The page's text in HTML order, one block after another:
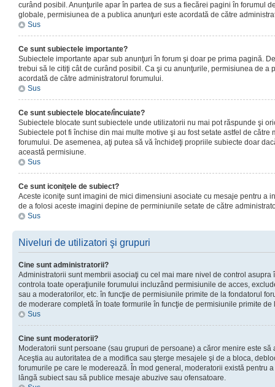
curând posibil. Anunţurile apar în partea de sus a fiecărei pagini în forumul
globale, permisiunea de a publica anunţuri este acordată de către
Sus
Ce sunt subiectele importante?
Subiectele importante apar sub anunţuri în forum şi doar pe prima pagină.
trebui să le citiţi cât de curând posibil. Ca şi cu anunţurile, permisiunea de a
acordată de către administratorul forumului.
Sus
Ce sunt subiectele blocate/încuiate?
Subiectele blocate sunt subiectele unde utilizatorii nu mai pot răspunde şi
Subiectele pot fi închise din mai multe motive şi au fost setate astfel de către
forumului. De asemenea, aţi putea să vă închideţi propriile subiecte doar
această permisiune.
Sus
Ce sunt iconiţele de subiect?
Aceste iconiţe sunt imagini de mici dimensiuni asociate cu mesaje pentru a
de a folosi aceste imagini depine de perminiunile setate de către
Sus
Niveluri de utilizatori şi grupuri
Cine sunt administratorii?
Administratorii sunt membrii asociaţi cu cel mai mare nivel de control asupra
controla toate operaţiunile forumului incluzând permisiunile de acces,
sau a moderatorilor, etc. în funcţie de permisiunile primite de la fondatorul
de moderare completă în toate formurile în funcţie de permisiunile primite de
Sus
Cine sunt moderatorii?
Moderatorii sunt persoane (sau grupuri de persoane) a căror menire este
Aceştia au autoritatea de a modifica sau şterge mesajele şi de a bloca,
forumurile pe care le moderează. În mod general, moderatorii există pentru
lângă subiect sau să publice mesaje abuzive sau ofensatoare.